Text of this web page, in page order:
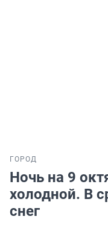
ГОРОД
Ночь на 9
холодной. В
снег